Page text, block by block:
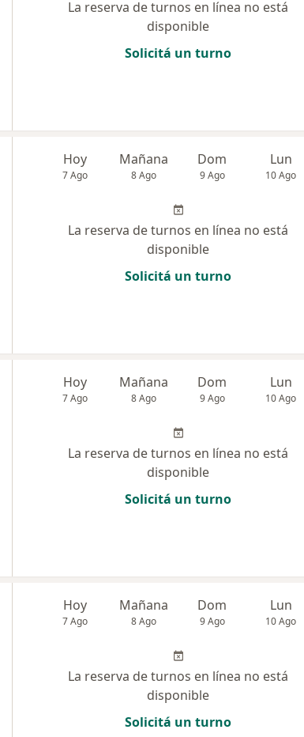
La reserva de turnos en línea no está
disponible
Solicitá un turno
Hoy
7 Ago
Mañana
8 Ago
Dom
9 Ago
Lun
10 Ago
La reserva de turnos en línea no está
disponible
Solicitá un turno
Hoy
7 Ago
Mañana
8 Ago
Dom
9 Ago
Lun
10 Ago
La reserva de turnos en línea no está
disponible
Solicitá un turno
Hoy
7 Ago
Mañana
8 Ago
Dom
9 Ago
Lun
10 Ago
La reserva de turnos en línea no está
disponible
Solicitá un turno